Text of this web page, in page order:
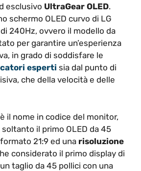
esclusivo UltraGear OLED.
schermo OLED curvo di LG
240Hz, ovvero il modello da
per garantire un’esperienza
in grado di soddisfare le
esperti sia dal punto di
che della velocità e delle
il nome in codice del monitor,
il primo OLED da 45
21:9 ed una risoluzione
considerato il primo display di
taglio da 45 pollici con una